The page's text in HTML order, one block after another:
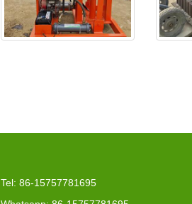
Tel: 86-15757781695